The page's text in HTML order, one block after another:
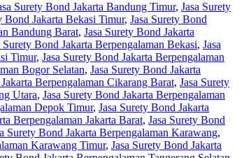
Surety Bond Jakarta Bandung Timur, Jasa Surety
Bond Jakarta Bekasi Timur, Jasa Surety Bond
Bandung Barat, Jasa Surety Bond Jakarta
Surety Bond Jakarta Berpengalaman Bekasi, Jasa
Timur, Jasa Surety Bond Jakarta Berpengalaman
Bogor Selatan, Jasa Surety Bond Jakarta
Berpengalaman Cikarang Barat, Jasa Surety
Utara, Jasa Surety Bond Jakarta Berpengalaman
Depok Timur, Jasa Surety Bond Jakarta
Berpengalaman Jakarta Barat, Jasa Surety Bond
Surety Bond Jakarta Berpengalaman Karawang,
Karawang Timur, Jasa Surety Bond Jakarta